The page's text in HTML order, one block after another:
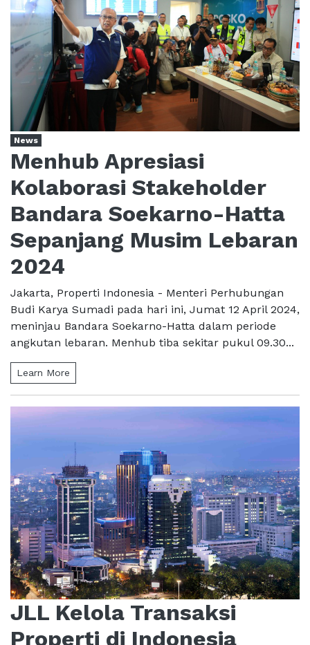
News
Menhub Apresiasi
Kolaborasi Stakeholder
Bandara Soekarno-Hatta
Sepanjang Musim Lebaran
2024
Jakarta, Properti Indonesia - Menteri Perhubungan
Budi Karya Sumadi pada hari ini, Jumat 12 April 2024,
meninjau Bandara Soekarno-Hatta dalam periode
angkutan lebaran. Menhub tiba sekitar pukul 09.30...
Learn More
JLL Kelola Transaksi
Properti di Indonesia